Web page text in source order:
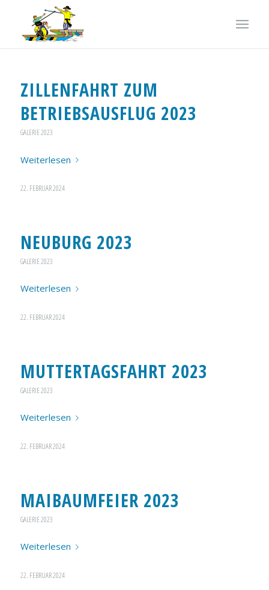
ZILLENFAHRT ZUM
BETRIEBSAUSFLUG 2023
GALERIE 2023
Weiterlesen
22. FEBRUAR 2024
NEUBURG 2023
GALERIE 2023
Weiterlesen
22. FEBRUAR 2024
MUTTERTAGSFAHRT 2023
GALERIE 2023
Weiterlesen
22. FEBRUAR 2024
MAIBAUMFEIER 2023
GALERIE 2023
Weiterlesen
22. FEBRUAR 2024